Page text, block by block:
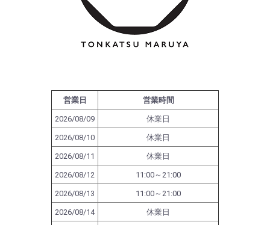
営業日 営業時間
2026/08/09 休業日
2026/08/10 休業日
2026/08/11 休業日
2026/08/12 11:00～21:00
2026/08/13 11:00～21:00
2026/08/14 休業日